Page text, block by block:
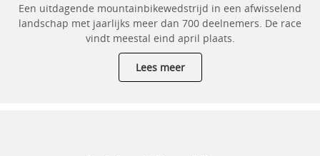
Een uitdagende mountainbikewedstrijd in een afwisselend
landschap met jaarlijks meer dan 700 deelnemers. De race
vindt meestal eind april plaats.
Lees meer